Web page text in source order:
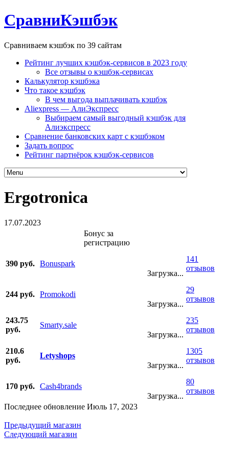
СравниКэшбэк
Сравниваем кэшбэк по 39 сайтам
Рейтинг лучших кэшбэк-сервисов в 2023 году
Все отзывы о кэшбэк-сервисах
Калькулятор кэшбэка
Что такое кэшбэк
В чем выгода выплачивать кэшбэк
Aliexpress — АлиЭкспресс
Выбираем самый выгодный кэшбэк для
Алиэкспресс
Сравнение банковских карт с кэшбэком
Задать вопрос
Рейтинг партнёрок кэшбэк-сервисов
Ergotronica
17.07.2023
Бонус за
регистрацию
390 руб. Bonuspark
Загрузка...
141
отзывов
244 руб. Promokodi
Загрузка...
29
отзывов
243.75
руб.
Smarty.sale
Загрузка...
235
отзывов
210.6
руб.
Letyshops
Загрузка...
1305
отзывов
170 руб. Cash4brands
Загрузка...
80
отзывов
Последнее обновление Июль 17, 2023
Предыдущий магазин
Следующий магазин